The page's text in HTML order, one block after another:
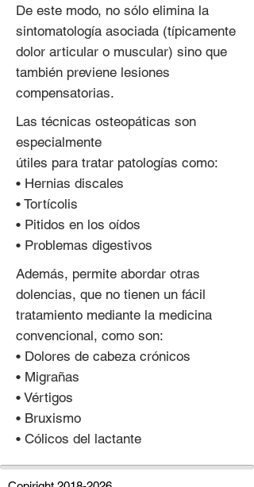
De este modo, no sólo elimina la
sintomatología asociada (típicamente
dolor articular o muscular) sino que
también previene lesiones
compensatorias.
Las técnicas osteopáticas son
especialmente
útiles para tratar patologías como:
• Hernias discales
• Tortícolis
• Pitidos en los oídos
• Problemas digestivos
Además, permite abordar otras
dolencias, que no tienen un fácil
tratamiento mediante la medicina
convencional, como son:
• Dolores de cabeza crónicos
• Migrañas
• Vértigos
• Bruxismo
• Cólicos del lactante